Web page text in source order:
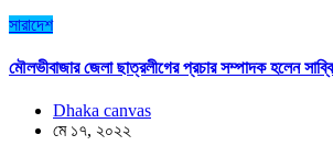
সারাদেশ
মৌলভীবাজার জেলা ছাত্রলীগের প্রচার সম্পাদক হলেন
Dhaka canvas
মে ১৭, ২০২২